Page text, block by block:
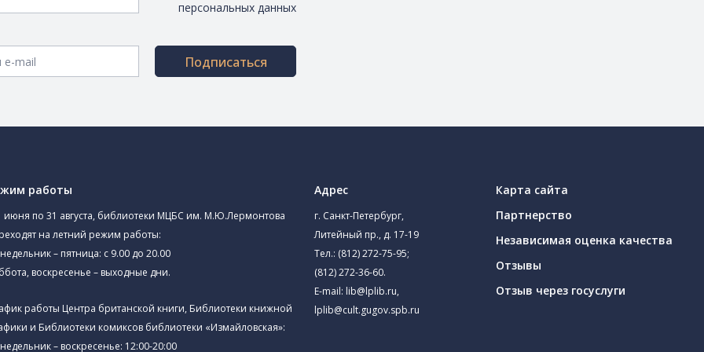
персональных данных
Подписаться
работы
июня по 31 августа, библиотеки МЦБС им. М.Ю.Лермонтова
на летний режим работы:
– пятница: с 9.00 до 20.00
воскресенье – выходные дни.
работы Центра британской книги, Библиотеки книжной
и Библиотеки комиксов библиотеки «Измайловская»:
– воскресенье: 12:00-20:00
Адрес
г. Санкт-Петербург,
Литейный пр., д. 17-19
Тел.: (812) 272-75-95;
(812) 272-36-60.
E-mail: lib@lplib.ru,
lplib@cult.gugov.spb.ru
Карта сайта
Партнерство
Независимая оценка качества
Отзывы
Отзыв через госуслуги